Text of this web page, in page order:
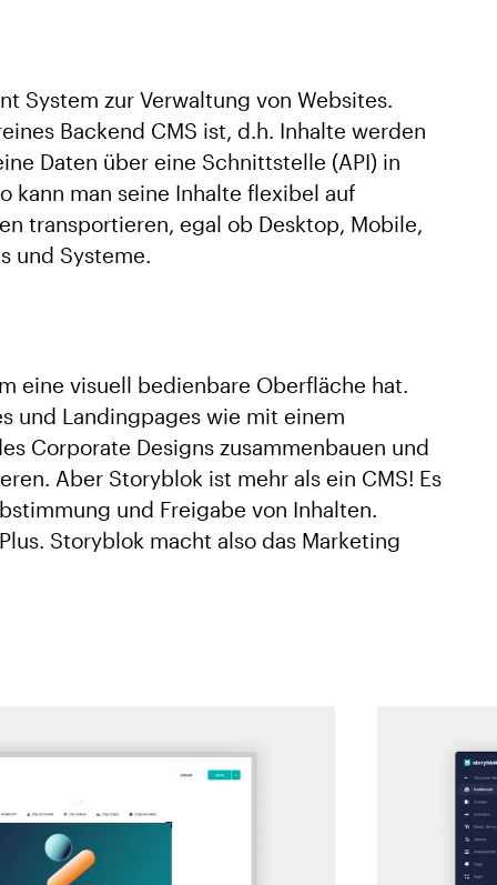
System zur Verwaltung von Websites.
Backend CMS ist, d.h. Inhalte werden
Daten über eine Schnittstelle (API) in
kann man seine Inhalte flexibel auf
transportieren, egal ob Desktop, Mobile,
und Systeme.
eine visuell bedienbare Oberfläche hat.
und Landingpages wie mit einem
Corporate Designs zusammenbauen und
Aber Storyblok ist mehr als ein CMS! Es
und Freigabe von Inhalten.
Storyblok macht also das Marketing